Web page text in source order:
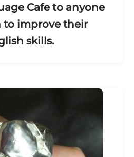
Cafe to anyone
to improve their
skills.